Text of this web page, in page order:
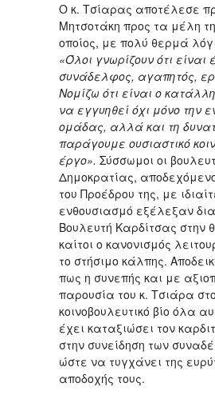
Ο κ. Τσίαρας αποτέλεσε
Μητσοτάκη προς τα μέλη
οποίος, με πολύ θερμά
«Όλοι γνωρίζουν ότι είναι
συνάδελφος, αγαπητός,
Νομίζω ότι είναι ο
να εγγυηθεί όχι μόνο την
ομάδας, αλλά και τη
παράγουμε ουσιαστικό
έργο». Σύσσωμοι οι
Δημοκρατίας,
του Προέδρου της, με
ενθουσιασμό εξέλεξαν
Βουλευτή Καρδίτσας στην
καίτοι ο κανονισμός
το στήσιμο κάλπης.
πως η συνεπής και με
παρουσία του κ. Τσιάρα
κοινοβουλευτικό βίο όλα
έχει καταξιώσει τον
στην συνείδηση των
ώστε να τυγχάνει της
αποδοχής τους.